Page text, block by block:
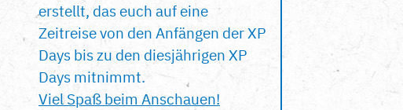
erstellt, das euch auf eine
Zeitreise von den Anfängen der XP
Days bis zu den diesjährigen XP
Days mitnimmt.
Viel Spaß beim Anschauen!